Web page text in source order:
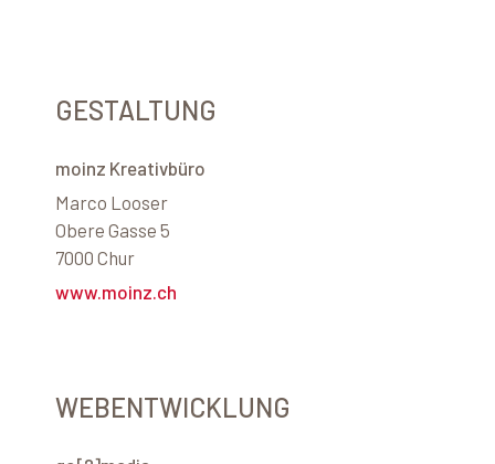
GESTALTUNG
moinz Kreativbüro
Marco Looser
Obere Gasse 5
7000 Chur
www.moinz.ch
WEBENTWICKLUNG